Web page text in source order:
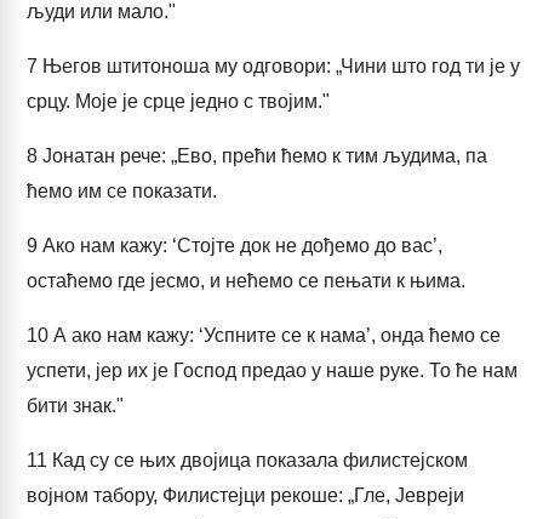
људи или мало."
7 Његов штитоноша му одговори: „Чини што год ти је у
срцу. Моје је срце једно с твојим."
8 Јонатан рече: „Ево, прећи ћемо к тим људима, па
ћемо им се показати.
9 Ако нам кажу: ‘Стојте док не дођемо до вас’,
остаћемо где јесмо, и нећемо се пењати к њима.
10 А ако нам кажу: ‘Успните се к нама’, онда ћемо се
успети, јер их је Господ предао у наше руке. То ће нам
бити знак."
11 Кад су се њих двојица показала филистејском
војном табору, Филистејци рекоше: „Гле, Јевреји